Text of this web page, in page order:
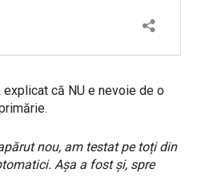
explicat că NU e nevoie de o
nou, am testat pe toți din
Așa a fost și, spre